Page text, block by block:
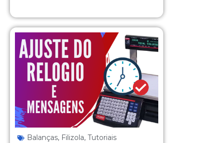
Balanças, Filizola, Tutoriais